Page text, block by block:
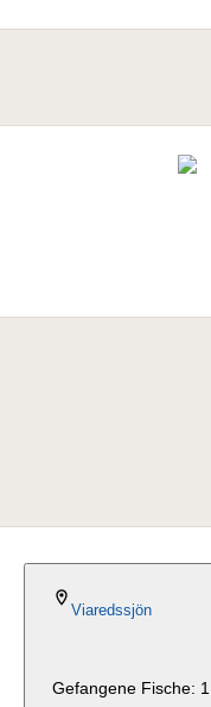
Viaredssjön
Gefangene Fische: 1